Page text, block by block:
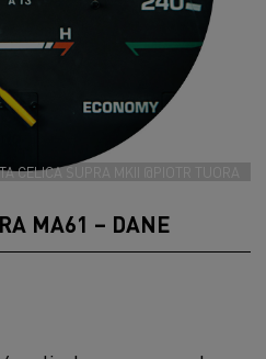
CELICA SUPRA MKII @PIOTR TUORA
MA61 – DANE